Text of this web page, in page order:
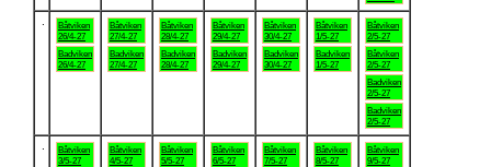
Båtviken
26/4-27
Badviken
26/4-27
Båtviken
27/4-27
Badviken
27/4-27
Båtviken
28/4-27
Badviken
28/4-27
Båtviken
29/4-27
Badviken
29/4-27
Båtviken
30/4-27
Badviken
30/4-27
Båtviken
1/5-27
Badviken
1/5-27
Båtviken
2/5-27
Båtviken
2/5-27
Badviken
2/5-27
Badviken
2/5-27
Båtviken
3/5-27
Båtviken
4/5-27
Båtviken
5/5-27
Båtviken
6/5-27
Båtviken
7/5-27
Båtviken
8/5-27
Båtviken
9/5-27